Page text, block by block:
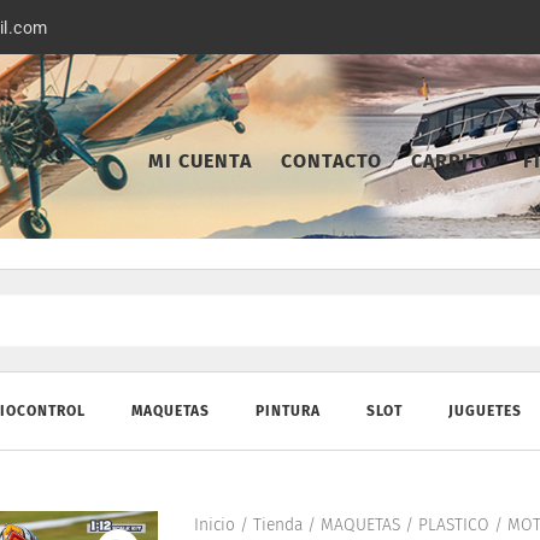
MI CUENTA CONTACTO CARRITO
MAQUETAS PINTURA SLOT JUGUETES
Inicio / Tienda/ MAQUETAS/ PLASTICO /